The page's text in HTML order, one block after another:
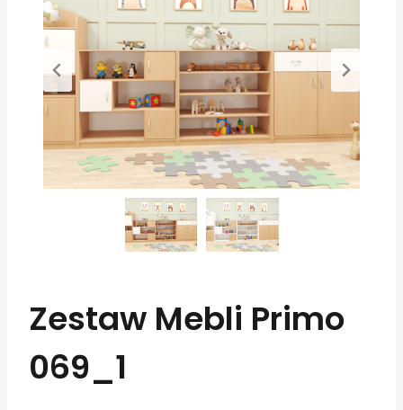
Zestaw Mebli Primo
069_1